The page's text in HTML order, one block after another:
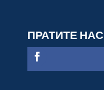
ПРАТИТЕ НАС